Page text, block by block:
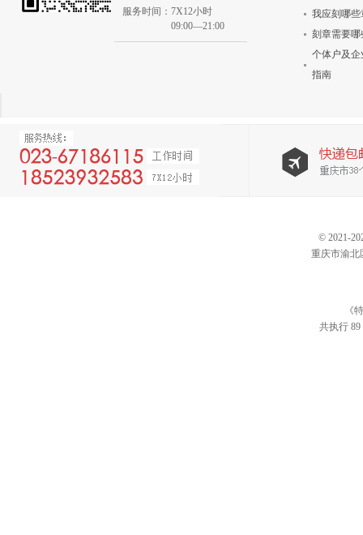
服务时间：7X12小时
09:00—21:00
我应刻哪些
刻章需要哪
个体户及企
指南
© 2021-
重庆市渝北
《
共执行 89